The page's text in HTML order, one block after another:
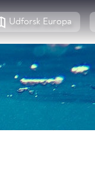
Udforsk Europa